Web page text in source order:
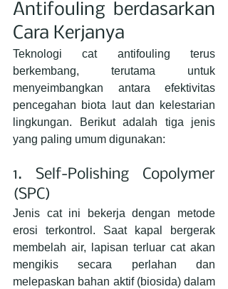
Antifouling berdasarkan
Cara Kerjanya
Teknologi cat antifouling terus
berkembang, terutama untuk
menyeimbangkan antara efektivitas
pencegahan biota laut dan kelestarian
lingkungan. Berikut adalah tiga jenis
yang paling umum digunakan:
1. Self-Polishing Copolymer
(SPC)
Jenis cat ini bekerja dengan metode
erosi terkontrol. Saat kapal bergerak
membelah air, lapisan terluar cat akan
mengikis secara perlahan dan
melepaskan bahan aktif (biosida) dalam